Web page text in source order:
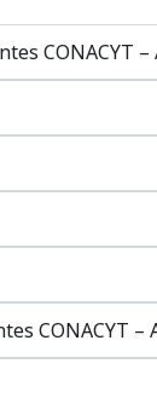
CONACYT –
CONACYT –